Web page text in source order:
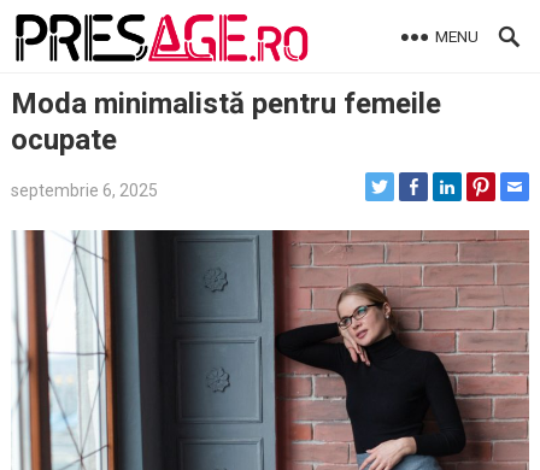
Skip
MENU
Moda minimalistă pentru femeile
ocupate
septembrie 6, 2025